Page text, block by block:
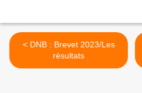
< DNB : Brevet 2023/Les
résultats